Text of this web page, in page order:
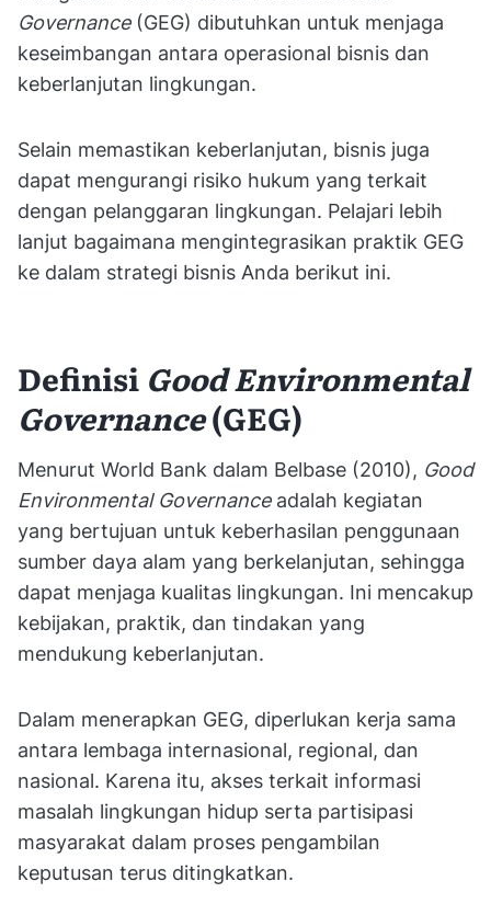
Governance (GEG) dibutuhkan untuk menjaga
keseimbangan antara operasional bisnis dan
keberlanjutan lingkungan.
Selain memastikan keberlanjutan, bisnis juga
dapat mengurangi risiko hukum yang terkait
dengan pelanggaran lingkungan. Pelajari lebih
lanjut bagaimana mengintegrasikan praktik GEG
ke dalam strategi bisnis Anda berikut ini.
Definisi Good Environmental
Governance(GEG)
Menurut World Bank dalam Belbase (2010), Good
Environmental Governance adalah kegiatan
yang bertujuan untuk keberhasilan penggunaan
sumber daya alam yang berkelanjutan, sehingga
dapat menjaga kualitas lingkungan. Ini mencakup
kebijakan, praktik, dan tindakan yang
mendukung keberlanjutan.
Dalam menerapkan GEG, diperlukan kerja sama
antara lembaga internasional, regional, dan
nasional. Karena itu, akses terkait informasi
masalah lingkungan hidup serta partisipasi
masyarakat dalam proses pengambilan
keputusan terus ditingkatkan.